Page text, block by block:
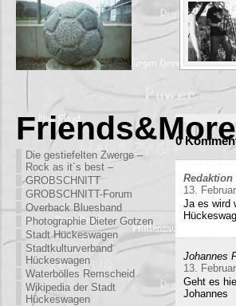
Friends&More
Die gestiefelten Zwerge –
Rock as it´s best –
GROBSCHNITT
GROBSCHNITT-Forum
Overback Bluesband
Photographie Dieter Gotzen
Stadt Hückeswagen
Stadtkulturverband
Hückeswagen
Waterbölles Remscheid
Wikipedia der Stadt
Hückeswagen
0
Redaktion
13.
Ja es wird
Johannes
13.
Geht es
Johannes